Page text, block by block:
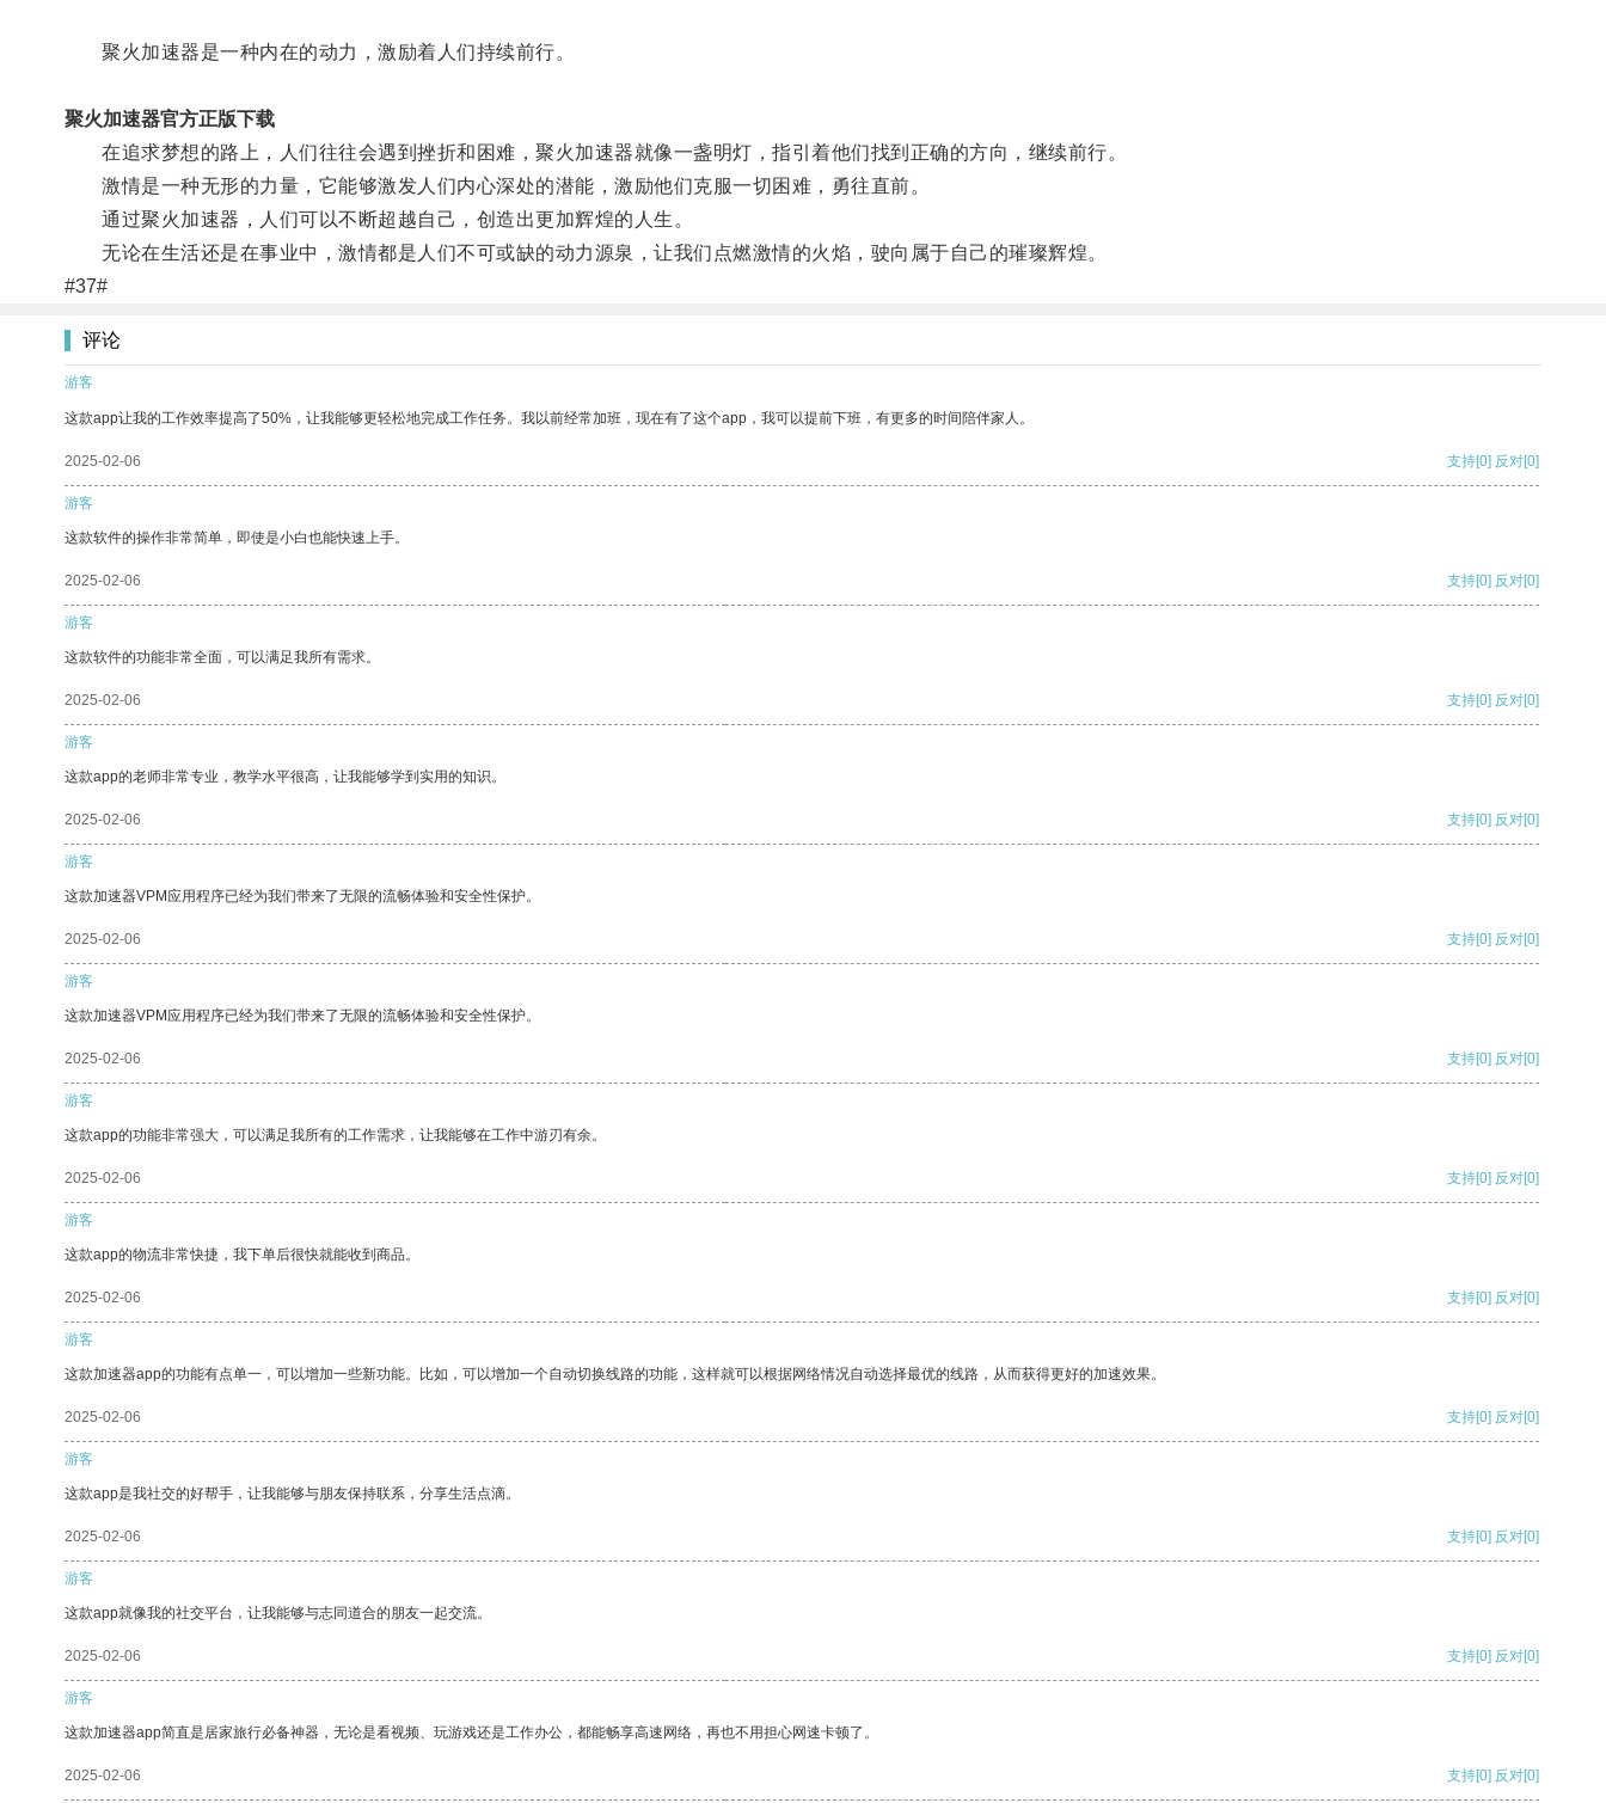
聚火加速器是一种内在的动力，激励着人们持续前行。
聚火加速器官方正版下载
在追求梦想的路上，人们往往会遇到挫折和困难，聚火加速器就像一盏明灯，指引着他们找到正确的方向，继续前行。
激情是一种无形的力量，它能够激发人们内心深处的潜能，激励他们克服一切困难，勇往直前。
通过聚火加速器，人们可以不断超越自己，创造出更加辉煌的人生。
无论在生活还是在事业中，激情都是人们不可或缺的动力源泉，让我们点燃激情的火焰，驶向属于自己的璀璨辉煌。
#37#
评论
游客
这款app让我的工作效率提高了50%，让我能够更轻松地完成工作任务。我以前经常加班，现在有了这个app，我可以提前下班，有更多的时间陪伴家人。
2025-02-06 支持[0] 反对[0]
游客
这款软件的操作非常简单，即使是小白也能快速上手。
2025-02-06 支持[0] 反对[0]
游客
这款软件的功能非常全面，可以满足我所有需求。
2025-02-06 支持[0] 反对[0]
游客
这款app的老师非常专业，教学水平很高，让我能够学到实用的知识。
2025-02-06 支持[0] 反对[0]
游客
这款加速器VPM应用程序已经为我们带来了无限的流畅体验和安全性保护。
2025-02-06 支持[0] 反对[0]
游客
这款加速器VPM应用程序已经为我们带来了无限的流畅体验和安全性保护。
2025-02-06 支持[0] 反对[0]
游客
这款app的功能非常强大，可以满足我所有的工作需求，让我能够在工作中游刃有余。
2025-02-06 支持[0] 反对[0]
游客
这款app的物流非常快捷，我下单后很快就能收到商品。
2025-02-06 支持[0] 反对[0]
游客
这款加速器app的功能有点单一，可以增加一些新功能。比如，可以增加一个自动切换线路的功能，这样就可以根据网络情况自动选择最优的线路，从而获得更好的加速效果。
2025-02-06 支持[0] 反对[0]
游客
这款app是我社交的好帮手，让我能够与朋友保持联系，分享生活点滴。
2025-02-06 支持[0] 反对[0]
游客
这款app就像我的社交平台，让我能够与志同道合的朋友一起交流。
2025-02-06 支持[0] 反对[0]
游客
这款加速器app简直是居家旅行必备神器，无论是看视频、玩游戏还是工作办公，都能畅享高速网络，再也不用担心网速卡顿了。
2025-02-06 支持[0] 反对[0]